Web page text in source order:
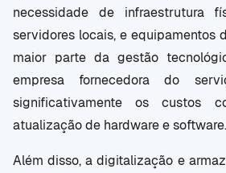
necessidade de infraestrutura
servidores locais, e equipamentos
maior parte da gestão
empresa fornecedora do
significativamente os custos
atualização de hardware e software.
Além disso, a digitalização e